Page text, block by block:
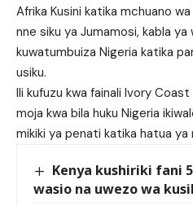
Afrika Kusini katika mchuano
nne siku ya Jumamosi, kabla
kuwatumbuiza Nigeria katika
usiku.
Ili kufuzu kwa fainali Ivory
moja kwa bila huku Nigeria
mikiki ya penati katika hatua ya
Kenya kushiriki fani
wasio na uwezo wa